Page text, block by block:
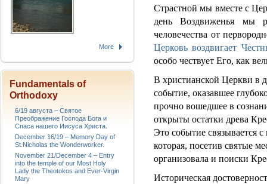
Страстной мы вместе с
день Воздвиженья мы
человечества от
Церковь воздвигает
особо чествует Его, как
В христианской Церкви в
событие, оказавшее
прочно вошедшее в
открыты остатки древа
Это событие связывается
которая, посетив святые
организовала и поиски
Историческая
More
Fundamentals of
Orthodoxy
6/19 августа – Святое
Преображение Господа Бога и
Спаса нашего Иисуса Христа.
December 16/19 – Memory Day of
St.Nicholas the Wonderworker.
November 21/December 4 – Entry
into the temple of our Most Holy
Lady the Theotokos and Ever-Virgin
Mary